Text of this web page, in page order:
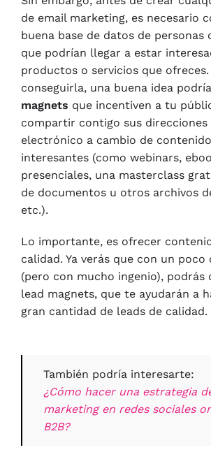
de email marketing, es necesario
buena base de datos de personas
que podrían llegar a estar
productos o servicios que ofreces.
conseguirla, una buena idea
magnets que incentiven a tu
compartir contigo sus direcciones
electrónico a cambio de
interesantes (como webinars,
presenciales, una masterclass
de documentos u otros archivos
etc.).
Lo importante, es ofrecer
calidad. Ya verás que con un poco
(pero con mucho ingenio), podrás
lead magnets, que te ayudarán a
gran cantidad de leads de calidad.
También podría interesarte:
¿Cómo hacer una estrategia
marketing en redes sociales
B2B?